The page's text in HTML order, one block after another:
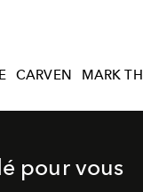
CARVEN MARK
pour vous